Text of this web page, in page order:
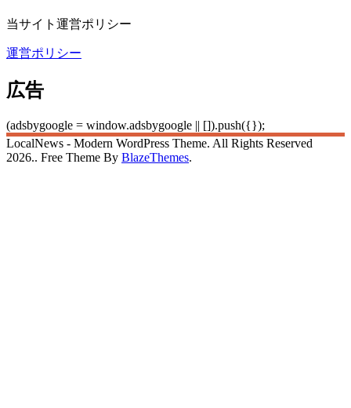
当サイト運営ポリシー
運営ポリシー
広告
(adsbygoogle = window.adsbygoogle || []).push({});
LocalNews - Modern WordPress Theme. All Rights Reserved
2026.. Free Theme By BlazeThemes.